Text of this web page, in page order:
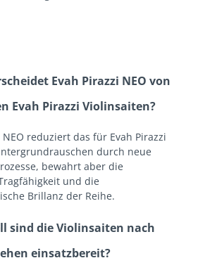
Evah Pirazzi NEO von
Evah Pirazzi Violinsaiten?
NEO reduziert das für Evah Pirazzi
durch neue
bewahrt aber die
und die
Brillanz der Reihe.
sind die Violinsaiten nach
einsatzbereit?